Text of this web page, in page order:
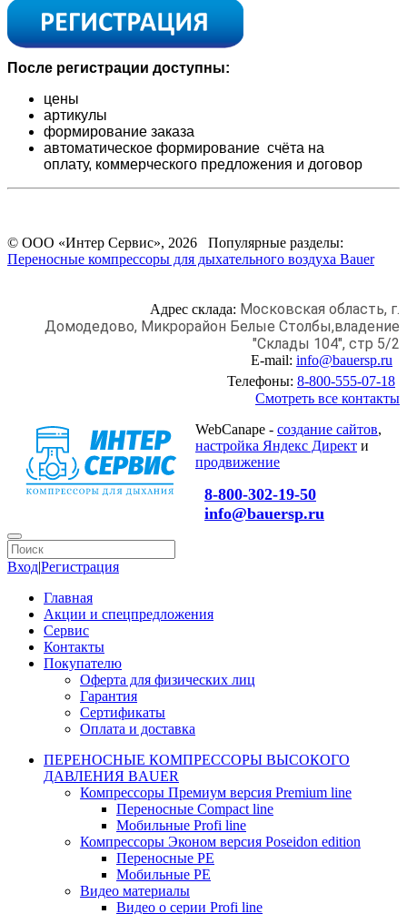
После регистрации доступны:
цены
артикулы
формирование заказа
автоматическое формирование счёта на
оплату, коммерческого предложения и договор
© ООО «Интер Сервис», 2026 Популярные разделы:
Переносные компрессоры для дыхательного воздуха Bauer
Адрес склада: Московская область, г.
Домодедово, Микрорайон Белые Столбы,владение
"Склады 104", стр 5/2
E-mail: info@bauersp.ru
Телефоны: 8-800-555-07-18
Смотреть все контакты
WebCanape - создание сайтов,
настройка Яндекс Директ и
продвижение
8-800-302-19-50
info@bauersp.ru
Вход|Регистрация
Главная
Акции и спецпредложения
Сервис
Контакты
Покупателю
Оферта для физических лиц
Гарантия
Сертификаты
Оплата и доставка
ПЕРЕНОСНЫЕ КОМПРЕССОРЫ ВЫСОКОГО
ДАВЛЕНИЯ BAUER
Компрессоры Премиум версия Premium line
Переносные Compact line
Мобильные Profi line
Компрессоры Эконом версия Poseidon edition
Переносные PE
Мобильные PE
Видео материалы
Видео о серии Profi line